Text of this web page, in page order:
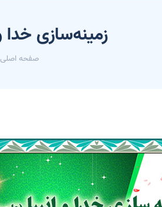
زمینه‌سازى خدا
صفحه اصلی